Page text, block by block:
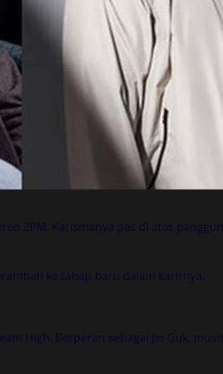
2PM. Karismanya pas di atas
ke tahap baru dalam karirnya.
High. Berperan sebagai Jin Guk,